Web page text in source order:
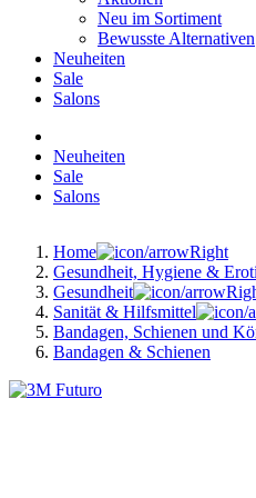
Neu im Sortiment
Bewusste Alternativen
Neuheiten
Sale
Salons
Neuheiten
Sale
Salons
Home
Gesundheit, Hygiene &
Gesundheit
Sanität & Hilfsmittel
Bandagen, Schienen und
Bandagen & Schienen